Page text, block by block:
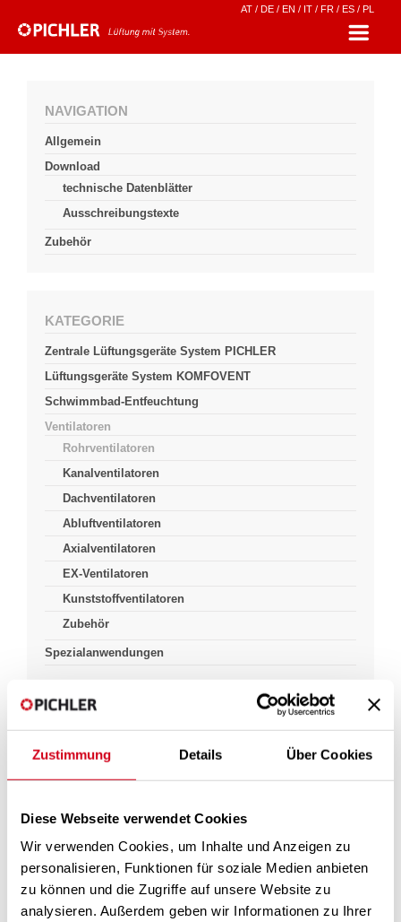
Zustimmung Details Über Cookies
Diese Webseite verwendet Cookies
Wir verwenden Cookies, um Inhalte und Anzeigen zu
personalisieren, Funktionen für soziale Medien anbieten
zu können und die Zugriffe auf unsere Website zu
analysieren. Außerdem geben wir Informationen zu Ihrer
AT / DE / EN / IT / FR / ES / PL
NAVIGATION
Allgemein
Download
technische Datenblätter
Ausschreibungstexte
Zubehör
KATEGORIE
Zentrale Lüftungsgeräte System PICHLER
Lüftungsgeräte System KOMFOVENT
Schwimmbad-Entfeuchtung
Ventilatoren
Rohrventilatoren
Kanalventilatoren
Dachventilatoren
Abluftventilatoren
Axialventilatoren
EX-Ventilatoren
Kunststoffventilatoren
Zubehör
Spezialanwendungen
Ventilatoren
Rohrventilatoren